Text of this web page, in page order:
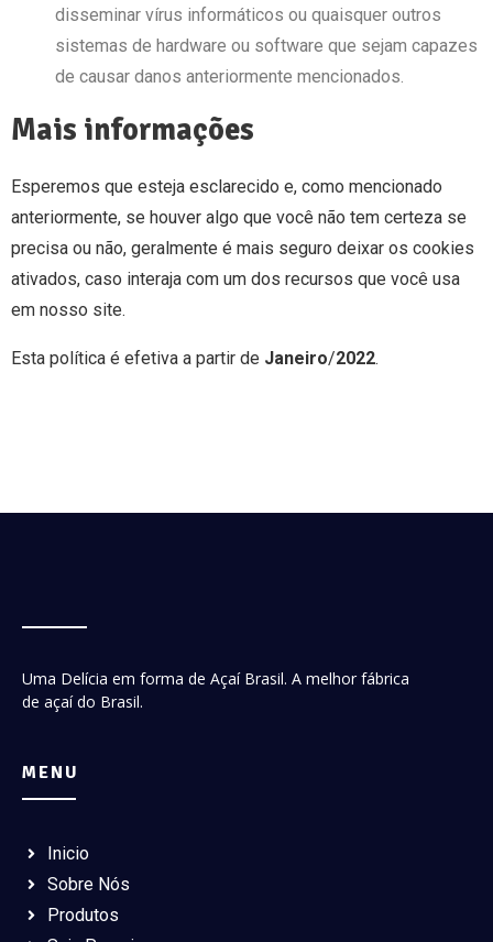
disseminar vírus informáticos ou quaisquer outros
sistemas de hardware ou software que sejam capazes
de causar danos anteriormente mencionados.
Mais informações
Esperemos que esteja esclarecido e, como mencionado
anteriormente, se houver algo que você não tem certeza se
precisa ou não, geralmente é mais seguro deixar os cookies
ativados, caso interaja com um dos recursos que você usa
em nosso site.
Esta política é efetiva a partir de Janeiro/2022.
Uma Delícia em forma de Açaí Brasil. A melhor fábrica
de açaí do Brasil.
MENU
Inicio
Sobre Nós
Produtos